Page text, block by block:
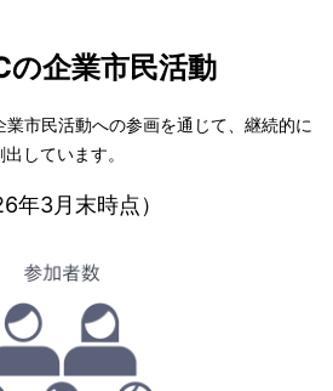
の企業市民活動
市民活動への参画を通じて、継続的に
しています。
年3月末時点）